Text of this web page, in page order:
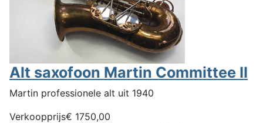
Alt saxofoon Martin Committee II
Martin professionele alt uit 1940
Verkoopprijs€ 1750,00